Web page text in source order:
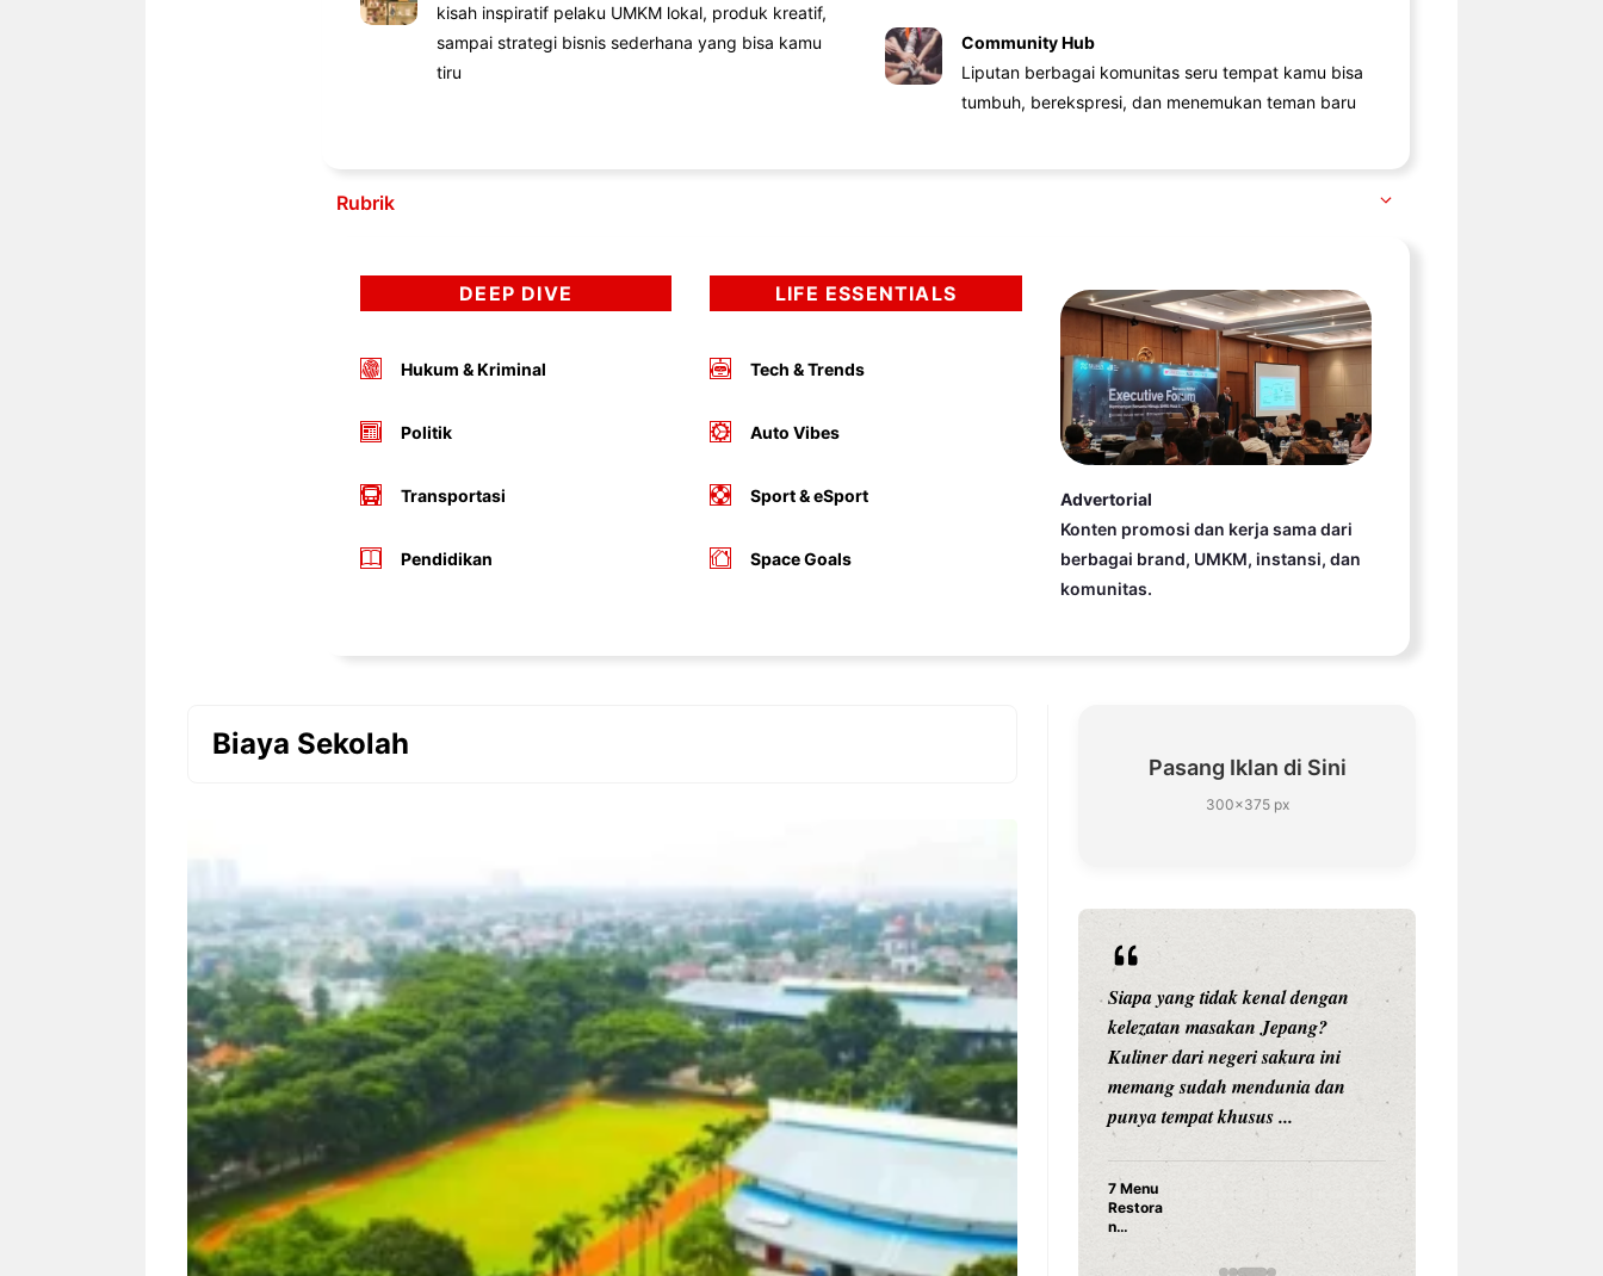
kisah inspiratif pelaku UMKM lokal, produk kreatif,
sampai strategi bisnis sederhana yang bisa kamu
tiru
Community Hub
Liputan berbagai komunitas seru tempat kamu bisa
tumbuh, berekspresi, dan menemukan teman baru
Rubrik
DEEP DIVE
Hukum & Kriminal
Politik
Transportasi
Pendidikan
LIFE ESSENTIALS
Tech & Trends
Auto Vibes
Sport & eSport
Space Goals
Advertorial
Konten promosi dan kerja sama dari
berbagai brand, UMKM, instansi, dan
komunitas.
Biaya Sekolah
Pasang Iklan di Sini
300×375 px
Siapa sangka, dua nama besar di
dunia hiburan, Nunung Srimulat
dan Vicky Prasetyo, kini merambah
dunia kuliner dengan membuka
Nunung Srimulat & Vicky
Prasetyo Buka Restoran
Ayam Panggang! Cuma Rp
15 Ribu, Resep Rahasia
Mami Bikin Nagih!
Bandung – Menyambut pergantian
tahun 2026, restoran all you can
eat Kakkoii All You Can Eat
Bandung menghadirkan
penawaran spesial ...
Sambut 2026, Kakkoii
Bandung Hadirkan Pesta All
You Can Eat Mulai Rp
145.000
Pernah gak sih kamu mulai
ngerjain sesuatu cuma buat iseng-
iseng, eh ternyata malah jadi
peluang bisnis yang
menguntungkan? Nah, itulah ...
TUM_ATUL yang Ubah
Hampers Jadi Bisnis Kece
Siapa yang tidak kenal dengan
kelezatan masakan Jepang?
Kuliner dari negeri sakura ini
memang sudah mendunia dan
punya tempat khusus ...
7 Menu
Restora
n
yang